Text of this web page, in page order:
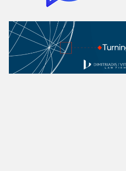
Pieria Social